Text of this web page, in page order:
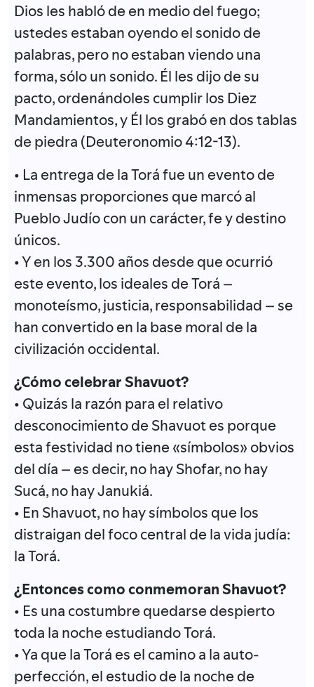
Dios les habló de en medio del fuego;
ustedes estaban oyendo el sonido de
palabras, pero no estaban viendo una
forma, sólo un sonido. Él les dijo de su
pacto, ordenándoles cumplir los Diez
Mandamientos, y Él los grabó en dos tablas
de piedra (Deuteronomio 4:12-13).
• La entrega de la Torá fue un evento de
inmensas proporciones que marcó al
Pueblo Judío con un carácter, fe y destino
únicos.
• Y en los 3.300 años desde que ocurrió
este evento, los ideales de Torá –
monoteísmo, justicia, responsabilidad – se
han convertido en la base moral de la
civilización occidental.
¿Cómo celebrar Shavuot?
• Quizás la razón para el relativo
desconocimiento de Shavuot es porque
esta festividad no tiene «símbolos» obvios
del día – es decir, no hay Shofar, no hay
Sucá, no hay Janukiá.
• En Shavuot, no hay símbolos que los
distraigan del foco central de la vida judía:
la Torá.
¿Entonces como conmemoran Shavuot?
• Es una costumbre quedarse despierto
toda la noche estudiando Torá.
• Ya que la Torá es el camino a la auto-
perfección, el estudio de la noche de